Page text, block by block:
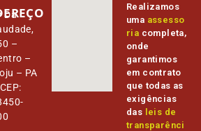
Da
–
–
– PA
Realizamos
uma assesso
ria completa,
onde
garantimos
em contrato
que todas as
exigências
das leis de
transparênci